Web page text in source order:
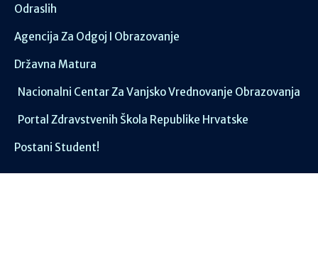
Odraslih
Agencija Za Odgoj I Obrazovanje
Državna Matura
Nacionalni Centar Za Vanjsko Vrednovanje Obrazovanja
Portal Zdravstvenih Škola Republike Hrvatske
Postani Student!